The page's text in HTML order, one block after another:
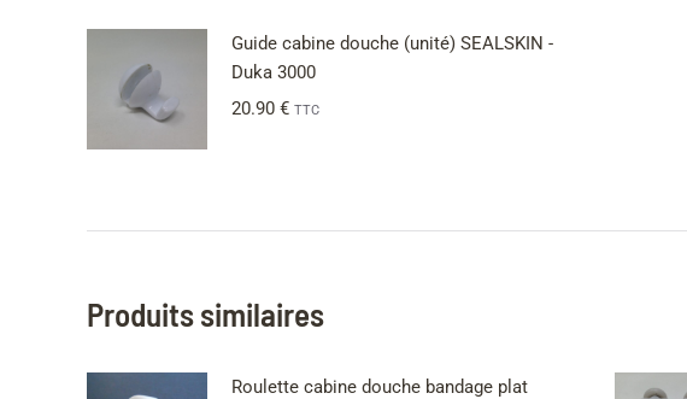
Guide cabine douche (unité) SEALSKIN -
Duka 3000
20.90 € TTC
Produits similaires
Roulette cabine douche bandage plat